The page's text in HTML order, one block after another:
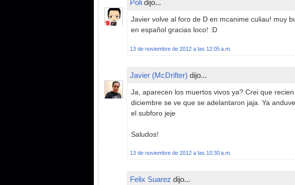
Poli dijo...
Javier volve al foro de D en mcanime culiau! muy
en español gracias loco! :D
13 de noviembre de 2012 a las 12:05 a.m.
Javier (McDrifter) dijo...
Ja, aparecen los muertos vivos ya? Crei que
diciembre se ve que se adelantaron jaja. Ya
el subforo jeje
Saludos!
13 de noviembre de 2012 a las 10:30 a.m.
Felix Suarez dijo...